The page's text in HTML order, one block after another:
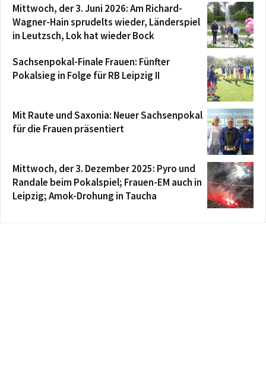
Mittwoch, der 3. Juni 2026: Am Richard-
Wagner-Hain sprudelts wieder, Länderspiel
in Leutzsch, Lok hat wieder Bock
Sachsenpokal-Finale Frauen: Fünfter
Pokalsieg in Folge für RB Leipzig II
Mit Raute und Saxonia: Neuer Sachsenpokal
für die Frauen präsentiert
Mittwoch, der 3. Dezember 2025: Pyro und
Randale beim Pokalspiel; Frauen-EM auch in
Leipzig; Amok-Drohung in Taucha